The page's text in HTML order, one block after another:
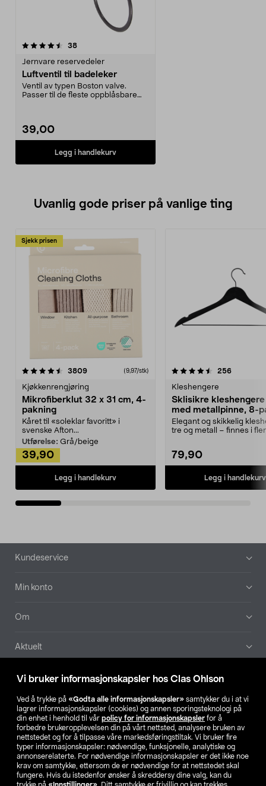
Vi bruker informasjonskapsler hos Clas Ohlson
Ved å trykke på «Godta alle informasjonskapsler» samtykker du i at vi
lagrer informasjonskapsler (cookies) og annen sporingsteknologi på
din enhet i henhold til vår policy for informasjonskapsler for å
forbedre brukeropplevelsen din på vårt nettsted, analysere bruken av
nettstedet og for å tilpasse våre markedsføringstiltak. Vi bruker fire
typer informasjonskapsler: nødvendige, funksjonelle, analytiske og
annonserelaterte. For nødvendige informasjonskapsler er det ikke noe
krav om samtykke, ettersom de er nødvendige for at nettstedet skal
fungere. Hvis du istedenfor ønsker å skreddersy dine valg, kan du
38anmeldelser
Jernvare reservedeler
Luftventil til badeleker
Ventil av typen Boston valve.
Passer til de fleste oppblåsbare
39,00
Legg i handlekurv
Uvanlig gode priser på vanlige ting
Sjekk prisen
3809anmeldelser(9,97/stk)
Kjøkkenrengjøring
Mikrofiberklut 32 x 31 cm, 4-
pakning
Kåret til «soleklar favoritt» i
svenske Afton...
Utførelse: Grå/beige
39,90
Legg i handlekurv
4.5av 5 stjerner 256
Kleshengere
Sklisikre
med metallpinne, 8-
Elegant og skikkelig
tre og metall – finnes i
79,90
Legg i handlekurv
4.5av 5 stjerner
Bunntekst
Kundeservice
Min konto
Om
Aktuelt
Våre selskaper
Finn din butikk
SE NO FI